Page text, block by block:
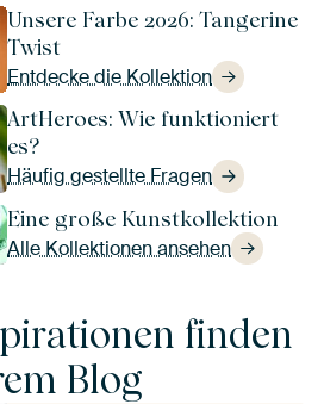
Unsere Farbe 2026: Tangerine
Twist
Entdecke die Kollektion
ArtHeroes: Wie funktioniert
es?
Häufig gestellte Fragen
Eine große Kunstkollektion
Alle Kollektionen ansehen
finden
Blog